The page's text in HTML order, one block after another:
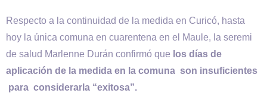
Respecto a la continuidad de la medida en Curicó, hasta
hoy la única comuna en cuarentena en el Maule, la seremi
de salud Marlenne Durán confirmó que los días de
aplicación de la medida en la comuna son insuficientes
para considerarla “exitosa”.